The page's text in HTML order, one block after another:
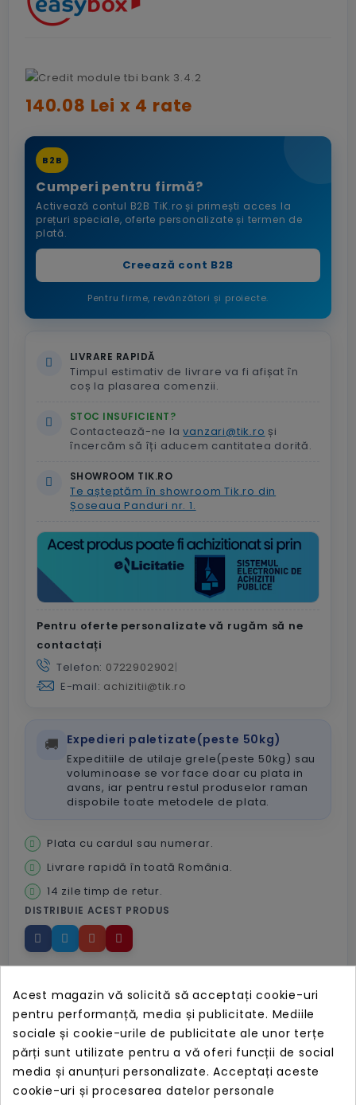
140.08 Lei x 4 rate
B2B
Cumperi pentru firmă?
Activează contul B2B TiK.ro și primești acces la
prețuri speciale, oferte personalizate și termen de
plată.
Creează cont B2B
Pentru firme, revânzători și proiecte.
LIVRARE RAPIDĂ
Timpul estimativ de livrare va fi afișat în
coș la plasarea comenzii.
STOC INSUFICIENT?
Contactează-ne lavanzari@tik.ro și
încercăm să îți aducem cantitatea dorită.
SHOWROOM TIK.RO
Te așteptăm în showroom Tik.ro din
Șoseaua Panduri nr. 1.
Pentru oferte personalizate vă rugăm să ne
contactați
Telefon: 0722902902|
E-mail: achizitii@tik.ro
🚚 Expedieri paletizate(peste 50kg)
Expeditiile de utilaje grele(peste 50kg) sau
voluminoase se vor face doar cu plata in
avans, iar pentru restul produselor raman
dispobile toate metodele de plata.
Plata cu cardul sau numerar.
Livrare rapidă în toată România.
14 zile timp de retur.
DISTRIBUIE ACEST PRODUS
Descriere
Patriot's Viper RGB Series memory modules are designed
Acest magazin vă solicită să acceptați cookie-uri
pentru performanță, media și publicitate. Mediile
sociale și cookie-urile de publicitate ale unor terțe
părți sunt utilizate pentru a vă oferi funcții de social
media și anunțuri personalizate. Acceptați aceste
cookie-uri și procesarea datelor personale